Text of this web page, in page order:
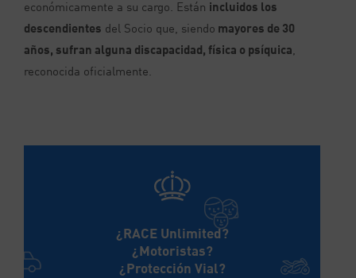
económicamente a su cargo. Están incluidos los
descendientes del Socio que, siendo mayores de 30
años, sufran alguna discapacidad, física o psíquica
reconocida oficialmente.
¿RACE Unlimited?
¿Motoristas?
¿Protección Vial?